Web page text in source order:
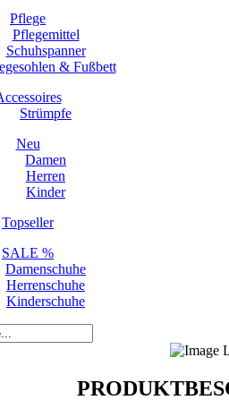
Pflege
Pflegemittel
Schuhspanner
& Fußbett
Strümpfe
Neu
Damen
Herren
Kinder
Topseller
SALE %
Damenschuhe
Herrenschuhe
Kinderschuhe